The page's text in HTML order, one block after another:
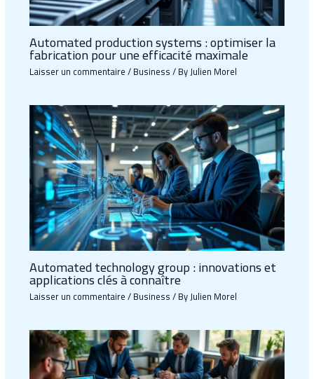
Automated production systems : optimiser la
fabrication pour une efficacité maximale
Laisser un commentaire/Business/ ByJulien Morel
Automated technology group : innovations et
applications clés à connaître
Laisser un commentaire/Business/ ByJulien Morel